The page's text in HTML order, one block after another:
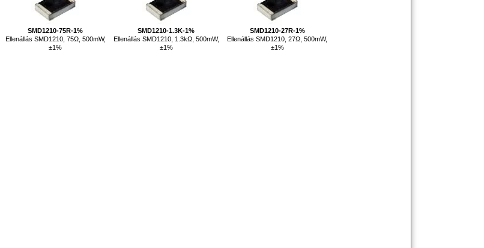
SMD1210-75R-1%
Ellenállás SMD1210, 75Ω, 500mW,
±1%
SMD1210-1.3K-1%
Ellenállás SMD1210, 1.3kΩ, 500mW,
±1%
SMD1210-27R-1%
Ellenállás SMD1210, 27Ω, 500mW,
±1%